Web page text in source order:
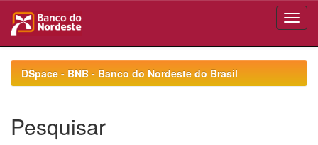
navigationDSpace - BNB - Banco do Nordeste do Brasil
Pesquisar